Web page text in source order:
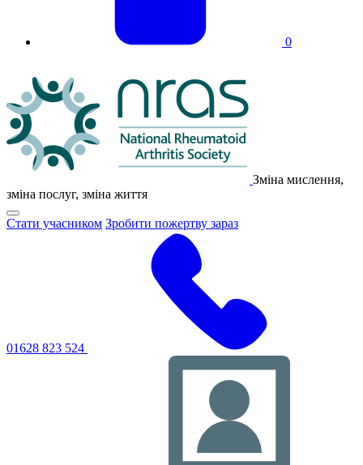
0
Зміна мислення,
зміна послуг, зміна життя
Натисніть,
щоб
Стати учасником Зробити пожертву зараз
01628 823 524